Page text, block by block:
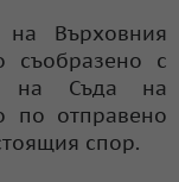
съобразено с
на Съда на
по отправено
спор.